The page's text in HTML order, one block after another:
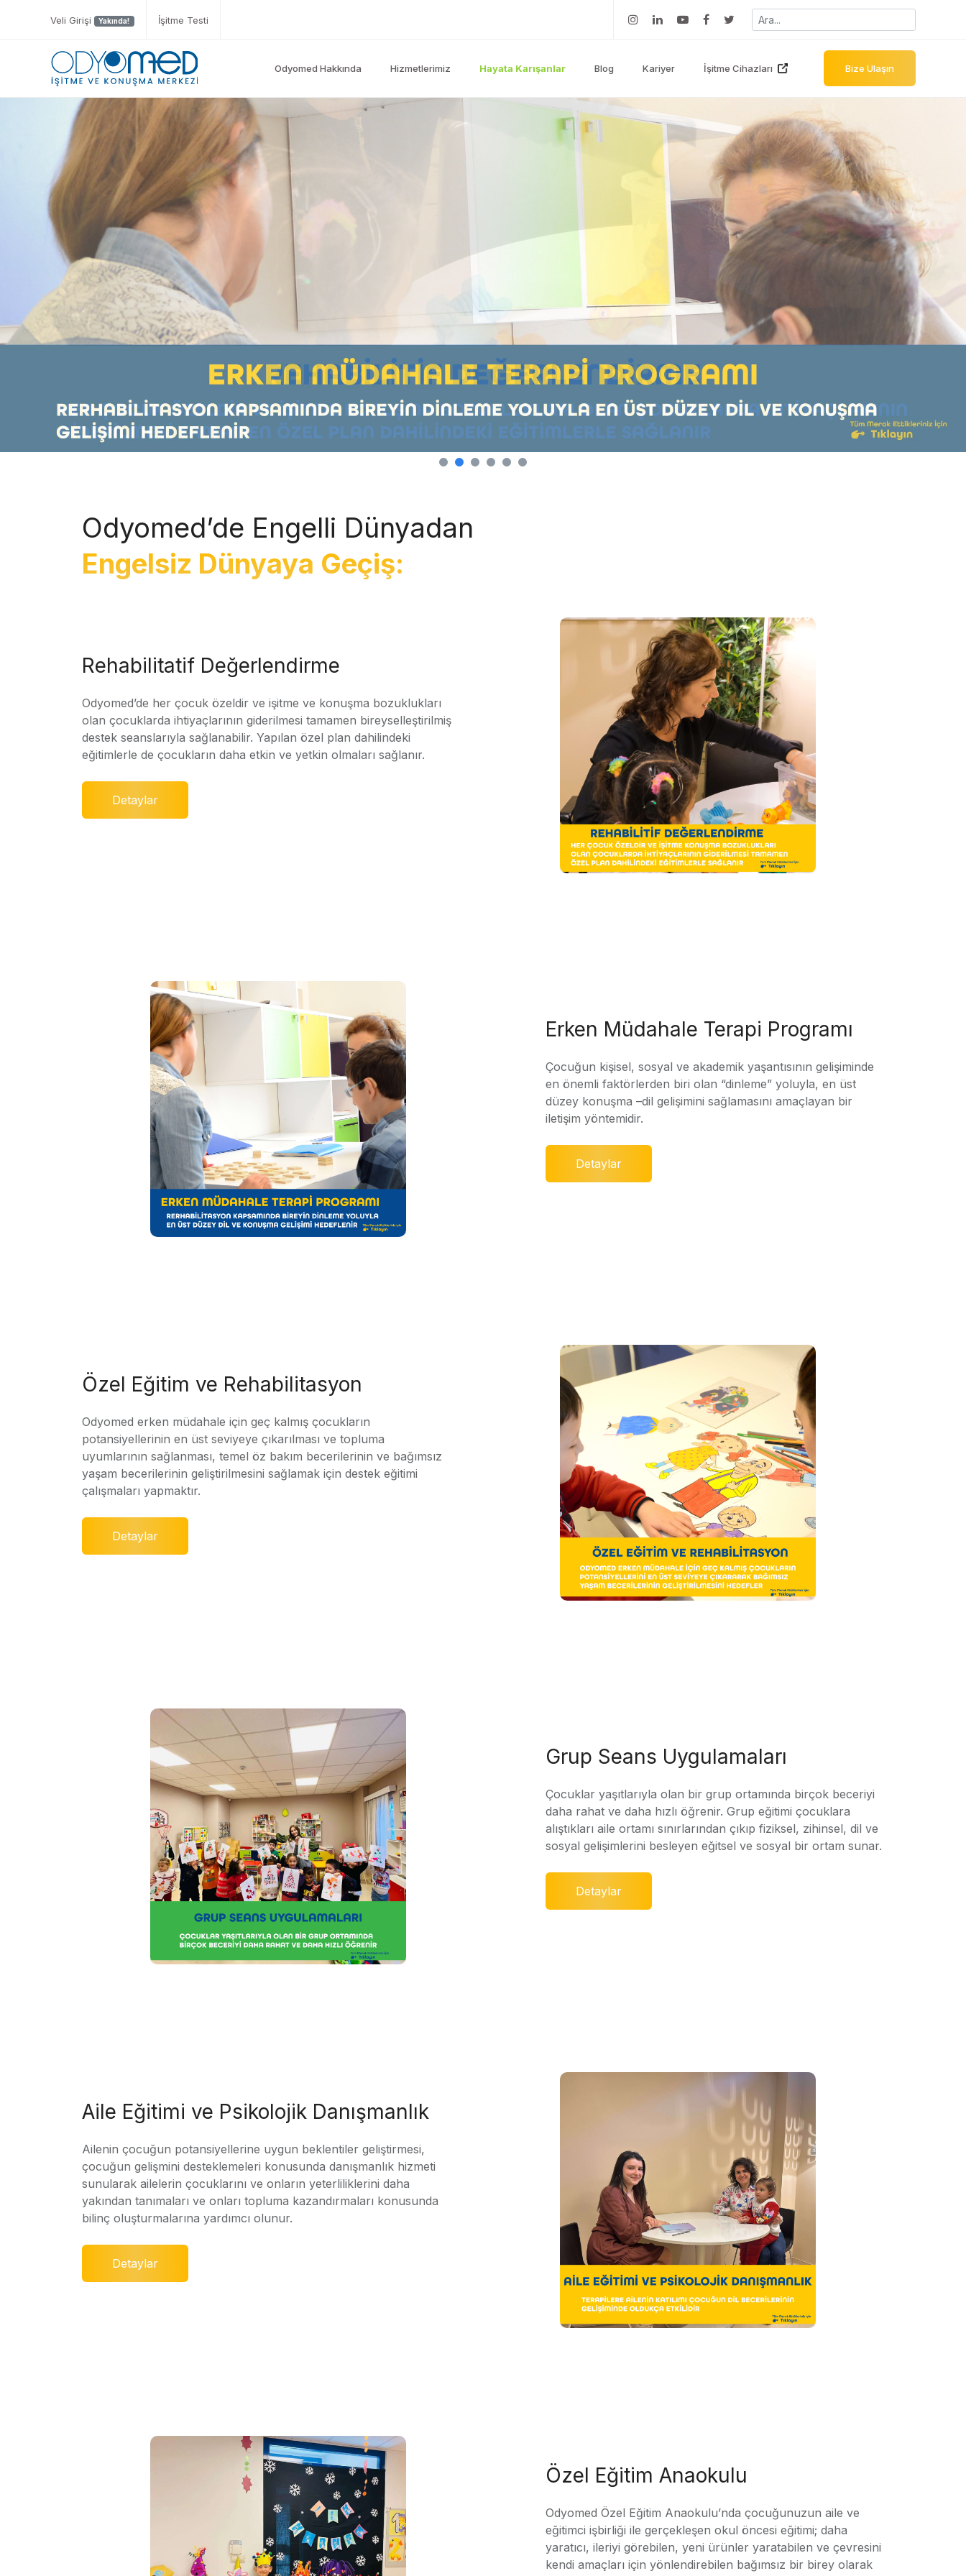
Veli Girişi Yakında! İşitme Testi
Odyomed Hakkında Hizmetlerimiz Hayata Karışanlar Blog Kariyer İşitme Cihazları Bize Ulaşın
Odyomed’de Engelli Dünyadan
Engelsiz Dünyaya Geçiş:
Rehabilitatif Değerlendirme
Odyomed’de her çocuk özeldir ve işitme ve konuşma bozuklukları
olan çocuklarda ihtiyaçlarının giderilmesi tamamen bireyselleştirilmiş
destek seanslarıyla sağlanabilir. Yapılan özel plan dahilindeki
eğitimlerle de çocukların daha etkin ve yetkin olmaları sağlanır.
Detaylar
Erken Müdahale Terapi Programı
Çocuğun kişisel, sosyal ve akademik yaşantısının gelişiminde
en önemli faktörlerden biri olan “dinleme” yoluyla, en üst
düzey konuşma –dil gelişimini sağlamasını amaçlayan bir
iletişim yöntemidir.
Detaylar
Özel Eğitim ve Rehabilitasyon
Odyomed erken müdahale için geç kalmış çocukların
potansiyellerinin en üst seviyeye çıkarılması ve topluma
uyumlarının sağlanması, temel öz bakım becerilerinin ve bağımsız
yaşam becerilerinin geliştirilmesini sağlamak için destek eğitimi
çalışmaları yapmaktır.
Detaylar
Grup Seans Uygulamaları
Çocuklar yaşıtlarıyla olan bir grup ortamında birçok beceriyi
daha rahat ve daha hızlı öğrenir. Grup eğitimi çocuklara
alıştıkları aile ortamı sınırlarından çıkıp fiziksel, zihinsel, dil ve
sosyal gelişimlerini besleyen eğitsel ve sosyal bir ortam sunar.
Detaylar
Aile Eğitimi ve Psikolojik Danışmanlık
Ailenin çocuğun potansiyellerine uygun beklentiler geliştirmesi,
çocuğun gelişmini desteklemeleri konusunda danışmanlık hizmeti
sunularak ailelerin çocuklarını ve onların yeterliliklerini daha
yakından tanımaları ve onları topluma kazandırmaları konusunda
bilinç oluşturmalarına yardımcı olunur.
Detaylar
Özel Eğitim Anaokulu
Odyomed Özel Eğitim Anaokulu’nda çocuğunuzun aile ve
eğitimci işbirliği ile gerçekleşen okul öncesi eğitimi; daha
yaratıcı, ileriyi görebilen, yeni ürünler yaratabilen ve çevresini
kendi amaçları için yönlendirebilen bağımsız bir birey olarak